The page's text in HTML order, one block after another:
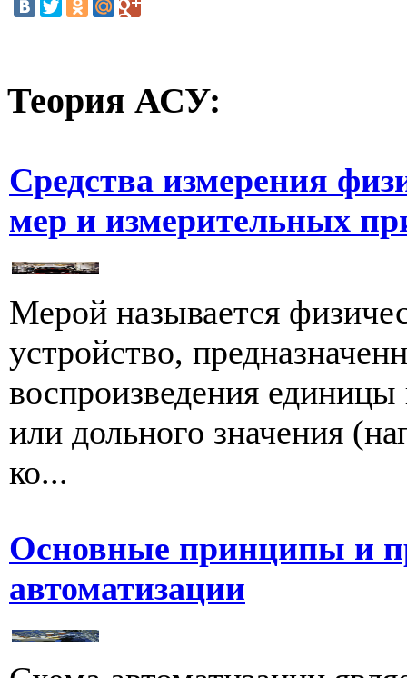
Теория АСУ:
Средства измерения
мер и измерительных
Мерой называется
устройство,
воспроизведения
или дольного значения
ко...
Основные принципы и
автоматизации